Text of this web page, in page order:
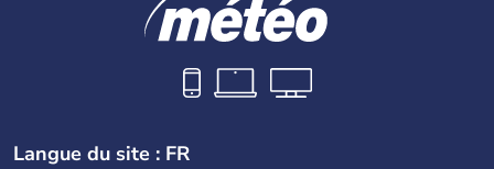
Langue du site : FR